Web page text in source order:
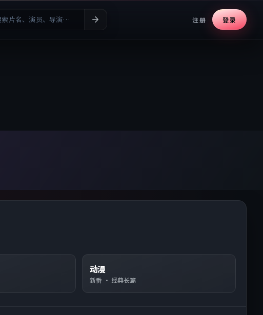
注册 登录
播放 · 高清
动漫
新番 · 经典长篇